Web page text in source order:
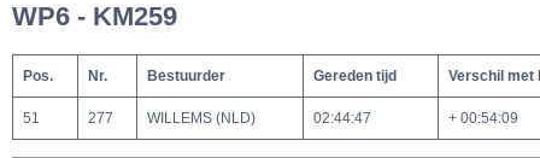
WP6 - KM259
Pos. Nr. Bestuurder Gereden tijd Verschil met
51 277 WILLEMS (NLD) 02:44:47 + 00:54:09